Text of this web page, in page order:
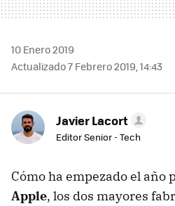
10 Enero 2019
Actualizado 7 Febrero 2019, 14:43
Javier Lacort
Editor Senior - Tech
Cómo ha empezado el año
Apple, los dos mayores